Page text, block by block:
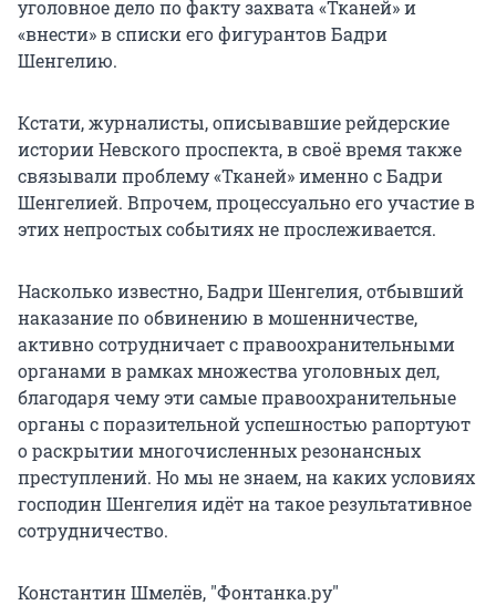
уголовное дело по факту захвата «Тканей» и
«внести» в списки его фигурантов Бадри
Шенгелию.
Кстати, журналисты, описывавшие рейдерские
истории Невского проспекта, в своё время также
связывали проблему «Тканей» именно с Бадри
Шенгелией. Впрочем, процессуально его участие в
этих непростых событиях не прослеживается.
Насколько известно, Бадри Шенгелия, отбывший
наказание по обвинению в мошенничестве,
активно сотрудничает с правоохранительными
органами в рамках множества уголовных дел,
благодаря чему эти самые правоохранительные
органы с поразительной успешностью рапортуют
о раскрытии многочисленных резонансных
преступлений. Но мы не знаем, на каких условиях
господин Шенгелия идёт на такое результативное
сотрудничество.
Константин Шмелёв, "Фонтанка.ру"